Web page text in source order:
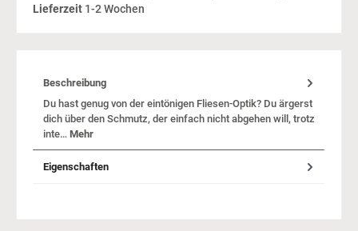
Lieferzeit 1-2 Wochen
Beschreibung
Du hast genug von der eintönigen Fliesen-Optik? Du ärgerst
dich über den Schmutz, der einfach nicht abgehen will, trotz
inte… Mehr
Eigenschaften